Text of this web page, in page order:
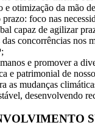
e otimização da mão
foco nas
capaz de agilizar
das concorrências nos
e promover a
e patrimonial de
as mudanças
desenvolvendo